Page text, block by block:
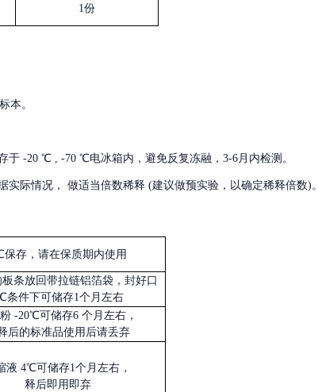
1份
本。
于 -20 ℃ , -70 ℃电冰箱内，避免反复冻融，3-6月内检测。
实际情况， 做适当倍数稀释 (建议做预实验，以确定稀释倍数)。
存，请在保质期内使用
条放回带拉链铝箔袋，封好口
条件下可储存1个月左右
-20℃可储存6 个月左右，
后的标准品使用后请丢弃
液 4℃可储存1个月左右，
释后即用即弃